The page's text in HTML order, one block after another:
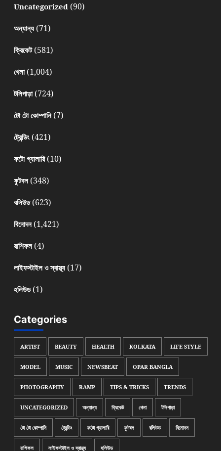
Uncategorized(90)
অন্যান্য(71)
ক্রিকেট(581)
খেলা(1,004)
টলিপাড়া(724)
টো টো কোম্পানি(7)
ট্রেন্ডিং(421)
ফটো গ্যালারি(10)
ফুটবল(348)
বলিউড(623)
বিনোদন(1,421)
রাশিফল(4)
লাইফস্টাইল ও স্বাস্থ্য(17)
হলিউড(1)
Categories
ARTIST BEAUTY HEALTH KOLKATA LIFE STYLE
MODEL MUSIC NEWSBEAT OPAR BANGLA
PHOTOGRAPHY RAMP TIPS & TRICKS TRENDS
UNCATEGORIZED অন্যান্য ক্রিকেট খেলা টলিপাড়া
টো টো কোম্পানি ট্রেন্ডিং ফটো গ্যালারি ফুটবল বলিউড বিনোদন
রাশিফল লাইফস্টাইল ও স্বাস্থ্য হলিউড